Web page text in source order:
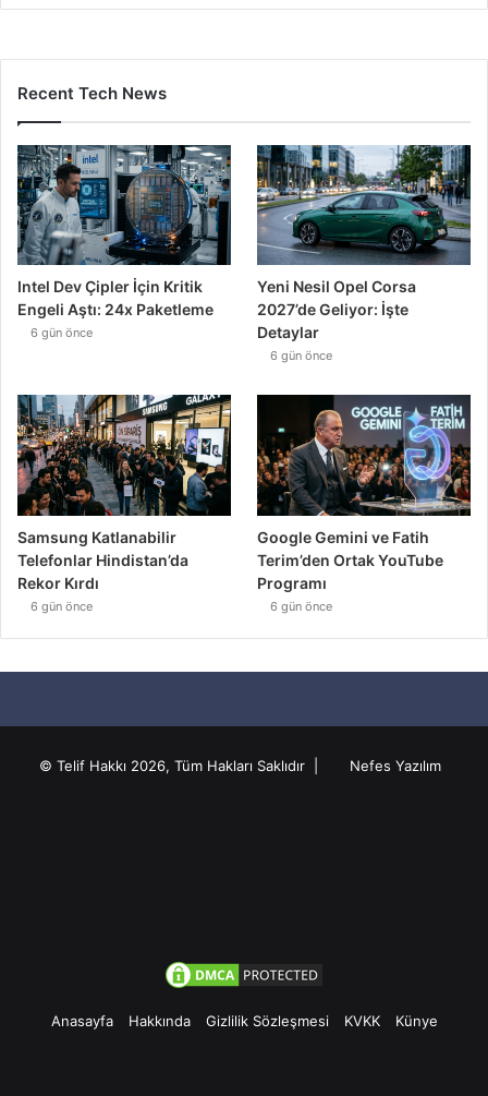
Recent Tech News
Intel Dev Çipler İçin Kritik
Engeli Aştı: 24x Paketleme
6 gün önce
Yeni Nesil Opel Corsa
2027’de Geliyor: İşte
Detaylar
6 gün önce
Samsung Katlanabilir
Telefonlar Hindistan’da
Rekor Kırdı
6 gün önce
Google Gemini ve Fatih
Terim’den Ortak YouTube
Programı
6 gün önce
© Telif Hakkı 2026, Tüm Hakları Saklıdır | Nefes Yazılım
Anasayfa Hakkında Gizlilik Sözleşmesi KVKK Künye